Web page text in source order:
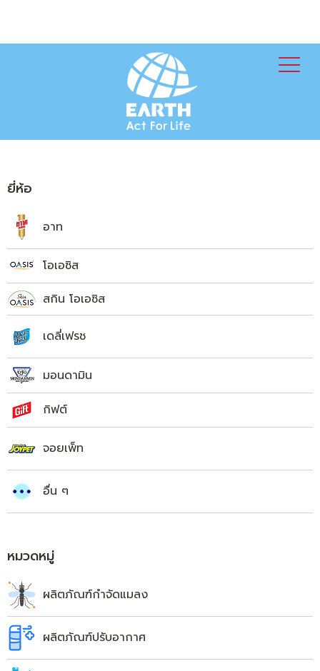
ยี่ห้อ
อาท
โอเอซิส
สกิน โอเอซิส
เดลี่เฟรช
มอนดามิน
กิฟต์
จอยเพ็ท
อื่น ๆ
หมวดหมู่
ผลิตภัณฑ์กำจัดแมลง
ผลิตภัณฑ์ปรับอากาศ